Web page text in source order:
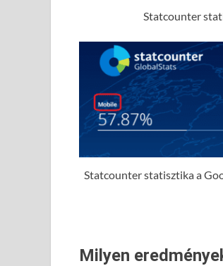
Statcounter
Statcounter statisztika a
Milyen